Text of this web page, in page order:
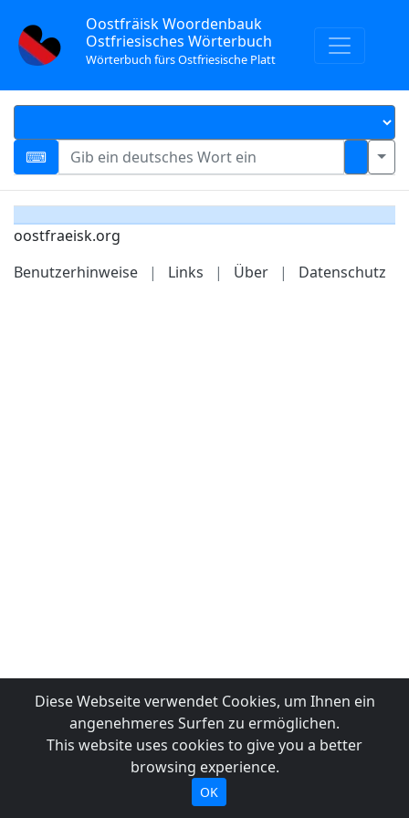
Oostfräisk Woordenbauk
Ostfriesisches Wörterbuch
Wörterbuch fürs Ostfriesische Platt
oostfraeisk.org
Benutzerhinweise
| Links | Über | Datenschutz
Diese Webseite verwendet Cookies, um Ihnen ein
angenehmeres Surfen zu ermöglichen.
This website uses cookies to give you a better
browsing experience.
OK